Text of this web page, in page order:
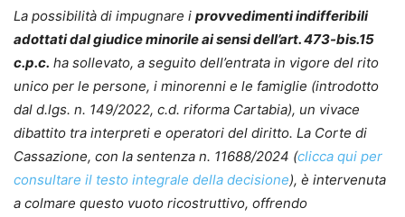
La possibilità di impugnare i provvedimenti indifferibili
adottati dal giudice minorile ai sensi dell’art. 473-bis.15
c.p.c. ha sollevato, a seguito dell’entrata in vigore del rito
unico per le persone, i minorenni e le famiglie (introdotto
dal d.lgs. n. 149/2022, c.d. riforma Cartabia), un vivace
dibattito tra interpreti e operatori del diritto. La Corte di
Cassazione, con la sentenza n. 11688/2024 (clicca qui per
consultare il testo integrale della decisione), è intervenuta
a colmare questo vuoto ricostruttivo, offrendo